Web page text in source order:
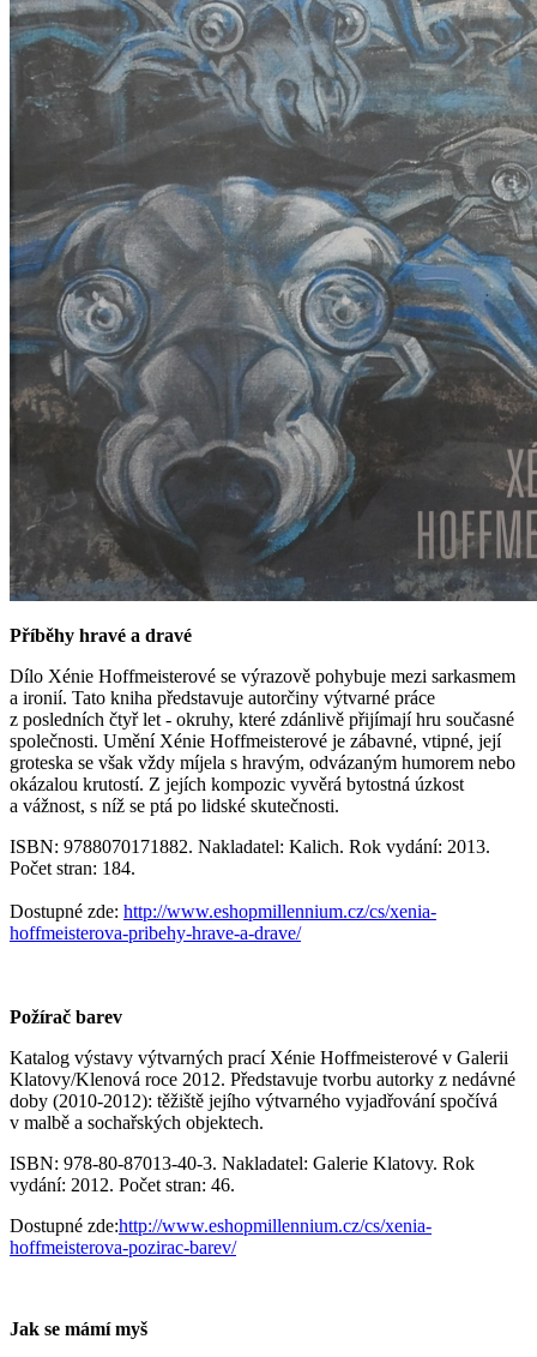
Příběhy hravé a dravé
Dílo Xénie Hoffmeisterové se výrazově pohybuje mezi sarkasmem
a ironií. Tato kniha představuje autorčiny výtvarné práce
z posledních čtyř let - okruhy, které zdánlivě přijímají hru současné
společnosti. Umění Xénie Hoffmeisterové je zábavné, vtipné, její
groteska se však vždy míjela s hravým, odvázaným humorem nebo
okázalou krutostí. Z jejích kompozic vyvěrá bytostná úzkost
a vážnost, s níž se ptá po lidské skutečnosti.
ISBN: 9788070171882. Nakladatel: Kalich. Rok vydání: 2013.
Počet stran: 184.
Dostupné zde: http://www.eshopmillennium.cz/cs/xenia-
hoffmeisterova-pribehy-hrave-a-drave/
Požírač barev
Katalog výstavy výtvarných prací Xénie Hoffmeisterové v Galerii
Klatovy/Klenová roce 2012. Představuje tvorbu autorky z nedávné
doby (2010-2012): těžiště jejího výtvarného vyjadřování spočívá
v malbě a sochařských objektech.
ISBN: 978-80-87013-40-3. Nakladatel: Galerie Klatovy. Rok
vydání: 2012. Počet stran: 46.
Dostupné zde:http://www.eshopmillennium.cz/cs/xenia-
hoffmeisterova-pozirac-barev/
Jak se mámí myš